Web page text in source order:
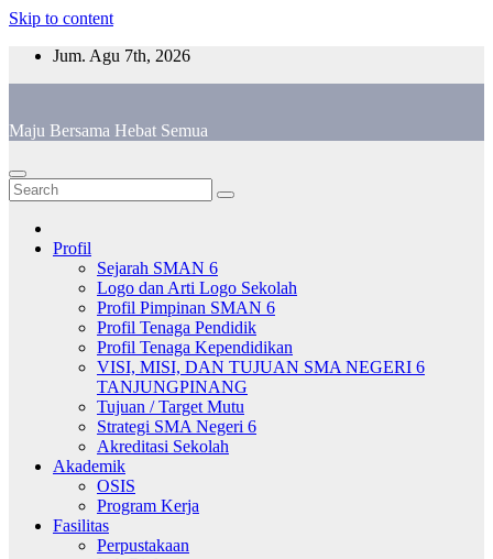
Skip to content
Jum. Agu 7th, 2026
Maju Bersama Hebat Semua
Profil
Sejarah SMAN 6
Logo dan Arti Logo Sekolah
Profil Pimpinan SMAN 6
Profil Tenaga Pendidik
Profil Tenaga Kependidikan
VISI, MISI, DAN TUJUAN SMA NEGERI 6
TANJUNGPINANG
Tujuan / Target Mutu
Strategi SMA Negeri 6
Akreditasi Sekolah
Akademik
OSIS
Program Kerja
Fasilitas
Perpustakaan